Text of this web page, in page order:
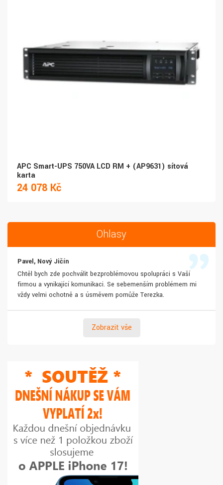
APC Smart-UPS 750VA LCD RM + (AP9631) síťová
karta
24 078 Kč
Ohlasy
Pavel, Nový Jičín
Chtěl bych zde pochválit bezproblémovou spolupráci s Vaší
firmou a vynikající komunikaci. Se sebemenším problémem mi
vždy velmi ochotně a s úsměvem pomůže Terezka.
Zobrazit vše